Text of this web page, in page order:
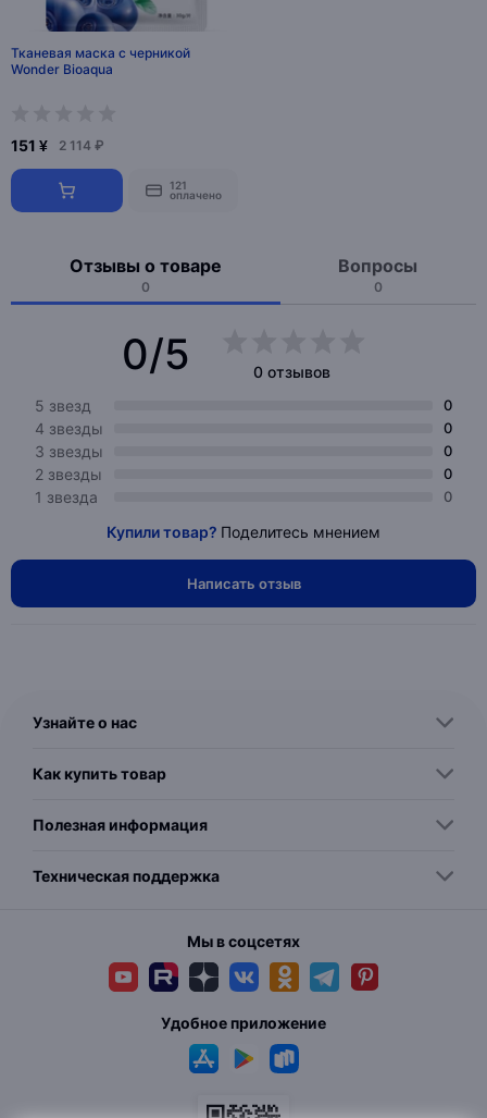
Тканевая маска с черникой
Wonder Bioaqua
151 ¥ 2 114 ₽
121
оплачено
Отзывы о товаре
0
Вопросы
0
0/5
0 отзывов
5 звезд
0
4 звезды 0
3 звезды 0
2 звезды 0
1 звезда 0
Купили товар? Поделитесь мнением
Написать отзыв
Узнайте о нас
Как купить товар
Полезная информация
Техническая поддержка
Мы в соцсетях
Удобное приложение